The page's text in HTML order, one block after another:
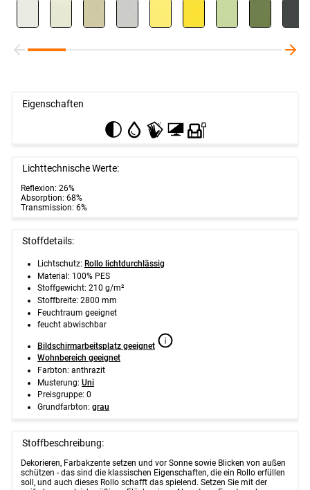
Eigenschaften
Lichttechnische Werte:
Reflexion: 26%
Absorption: 68%
Transmission: 6%
Stoffdetails:
Lichtschutz: Rollo lichtdurchlässig
Material: 100% PES
Stoffgewicht: 210 g/m²
Stoffbreite: 2800 mm
Feuchtraum geeignet
feucht abwischbar
Bildschirmarbeitsplatz geeignet
Wohnbereich geeignet
Farbton: anthrazit
Musterung: Uni
Preisgruppe: 0
Grundfarbton: grau
Stoffbeschreibung:
Dekorieren, Farbakzente setzen und vor Sonne sowie Blicken von außen
schützen - das sind die klassischen Eigenschaften, die ein Rollo erfüllen
soll, und auch dieses Rollo schafft das spielend. Setzen Sie mit der